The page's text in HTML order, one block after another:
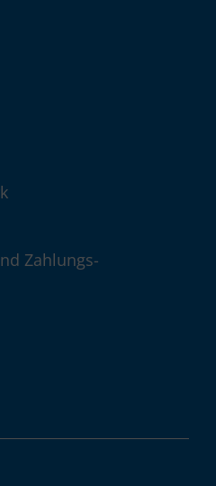
Zahlungs­